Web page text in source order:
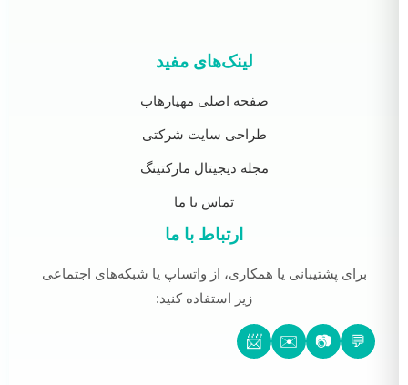
لینک‌های مفید
صفحه اصلی مهیارهاب
طراحی سایت شرکتی
مجله دیجیتال مارکتینگ
تماس با ما
ارتباط با ما
برای پشتیبانی یا همکاری، از واتساپ یا شبکه‌های اجتماعی
زیر استفاده کنید:
💬
📷
✉️
📨